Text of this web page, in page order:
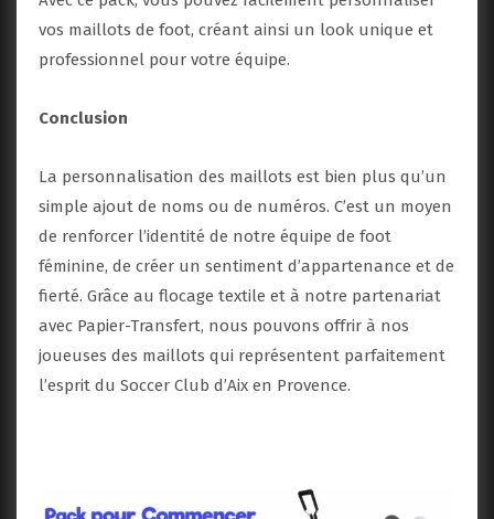
vos maillots de foot, créant ainsi un look unique et
professionnel pour votre équipe.
Conclusion
La personnalisation des maillots est bien plus qu’un
simple ajout de noms ou de numéros. C’est un moyen
de renforcer l’identité de notre équipe de foot
féminine, de créer un sentiment d’appartenance et de
fierté. Grâce au flocage textile et à notre partenariat
avec Papier-Transfert, nous pouvons offrir à nos
joueuses des maillots qui représentent parfaitement
l’esprit du Soccer Club d’Aix en Provence.